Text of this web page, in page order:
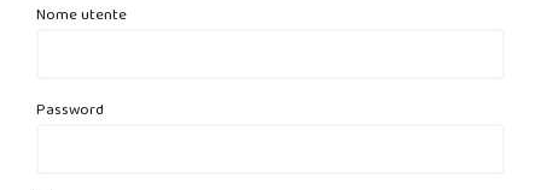
Nome utente
Password